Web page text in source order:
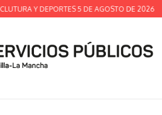
Y DEPORTES 5 DE AGOSTO DE 2026